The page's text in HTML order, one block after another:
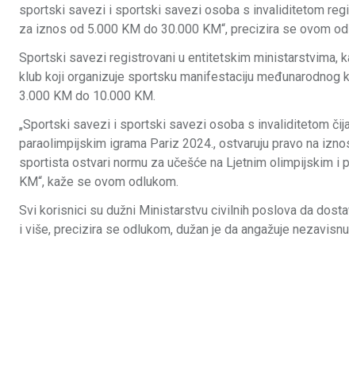
sportski savezi i sportski savezi osoba s invaliditetom
za iznos od 5.000 KM do 30.000 KM“, precizira se ovom
Sportski savezi registrovani u entitetskim ministarstvima,
klub koji organizuje sportsku manifestaciju
3.000 KM do 10.000 KM.
„Sportski savezi i sportski savezi osoba s invaliditetom
paraolimpijskim igrama Pariz 2024., ostvaruju pravo na
sportista ostvari normu za učešće na Ljetnim olimpijskim i
KM“, kaže se ovom odlukom.
Svi korisnici su dužni Ministarstvu civilnih poslova da
i više, precizira se odlukom, dužan je da angažuje